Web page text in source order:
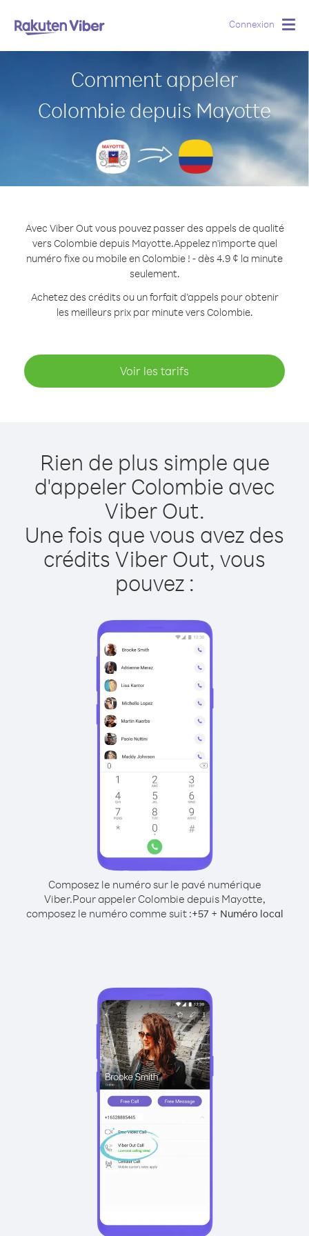
Connexion
Comment appeler
Colombie depuis Mayotte
Avec Viber Out vous pouvez passer des appels de qualité
vers Colombie depuis Mayotte.Appelez n'importe quel
numéro fixe ou mobile en Colombie ! - dès 4.9 ¢ la minute
seulement.
Achetez des crédits ou un forfait d’appels pour obtenir
les meilleurs prix par minute vers Colombie.
Voir les tarifs
Rien de plus simple que
d'appeler Colombie avec
Viber Out.
Une fois que vous avez des
crédits Viber Out, vous
pouvez :
Composez le numéro sur le pavé numérique
Viber.Pour appeler Colombie depuis Mayotte,
composez le numéro comme suit :+57+ Numéro local